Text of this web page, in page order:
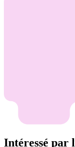
Intéressé par